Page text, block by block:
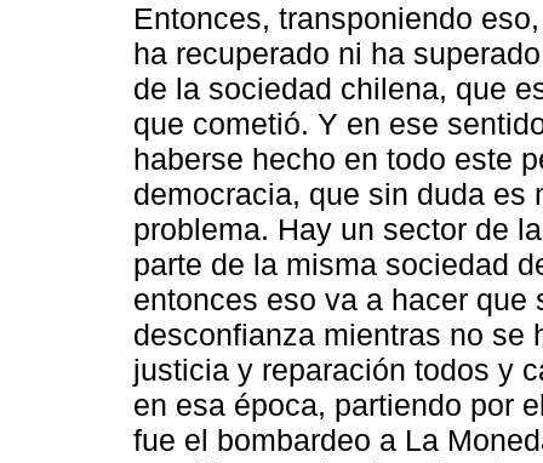
Entonces, transponiendo
ha recuperado ni ha
de la sociedad chilena, que
que cometió. Y en ese
haberse hecho en todo este
democracia, que sin duda es
problema. Hay un sector de
parte de la misma sociedad
entonces eso va a hacer que
desconfianza mientras no se
justicia y reparación todos y
en esa época, partiendo por
fue el bombardeo a La